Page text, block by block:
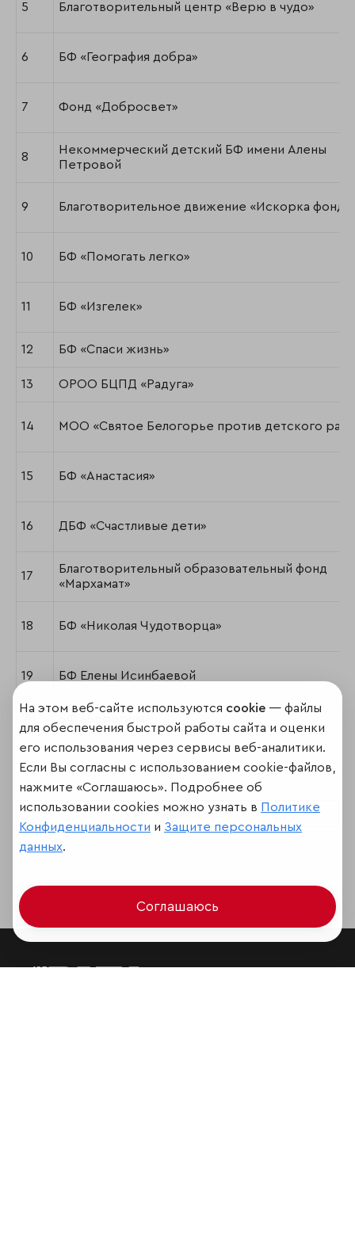
5 Благотворительный центр «Верю в чудо»
6 БФ «География добра»
7 Фонд «Добросвет»
8
Некоммерческий детский БФ имени Алены
Петровой
9 Благотворительное движение «Искорка фонд»
10 БФ «Помогать легко»
11 БФ «Изгелек»
12 БФ «Спаси жизнь»
13 ОРОО БЦПД «Радуга»
14 МОО «Святое Белогорье против детского
15 БФ «Анастасия»
16 ДБФ «Счастливые дети»
17
Благотворительный образовательный фонд
«Мархамат»
18 БФ «Николая Чудотворца»
19 БФ Елены Исинбаевой
Поделиться
На этом веб-сайте используются cookie — файлы
для обеспечения быстрой работы сайта и оценки
его использования через сервисы веб-аналитики.
Если Вы согласны с использованием cookie-файлов,
нажмите «Соглашаюсь». Подробнее об
использовании cookies можно узнать в Политике
Конфиденциальности и Защите персональных
данных.
Соглашаюсь